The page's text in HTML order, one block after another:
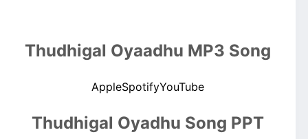
Thudhigal Oyaadhu MP3 Song
AppleSpotifyYouTube
Thudhigal Oyadhu Song PPT